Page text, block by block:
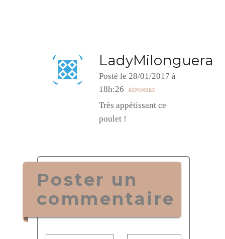
LadyMilonguera
Posté le 28/01/2017 à
18h:26
RÉPONDRE
Très appétissant ce
poulet !
Poster un
commentaire